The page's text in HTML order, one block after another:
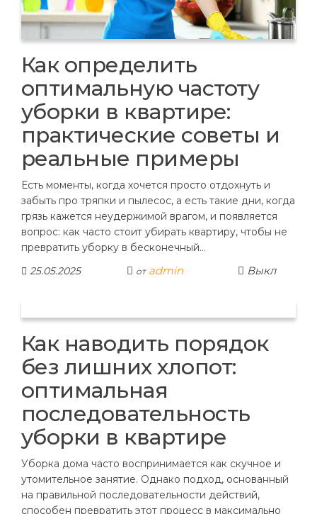
Как определить
оптимальную частоту
уборки в квартире:
практические советы и
реальные примеры
Есть моменты, когда хочется просто отдохнуть и
забыть про тряпки и пылесос, а есть такие дни, когда
грязь кажется неудержимой врагом, и появляется
вопрос: как часто стоит убирать квартиру, чтобы не
превратить уборку в бесконечный…
25.05.2025
от admin Выкл
Как наводить порядок
без лишних хлопот:
оптимальная
последовательность
уборки в квартире
Уборка дома часто воспринимается как скучное и
утомительное занятие. Однако подход, основанный
на правильной последовательности действий,
способен превратить этот процесс в максимально